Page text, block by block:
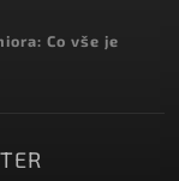
Co vše je